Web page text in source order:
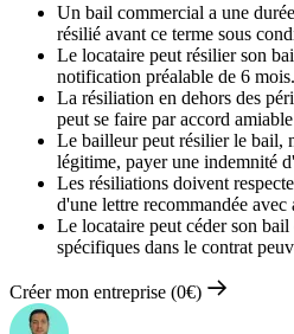
Un bail commercial a une
résilié avant ce terme sous
Le locataire peut résilier son
notification préalable de 6 mois.
La résiliation en dehors des
peut se faire par accord
Le bailleur peut résilier le bail,
légitime, payer une indemnité
Les résiliations doivent
d'une lettre recommandée avec
Le locataire peut céder son
spécifiques dans le contrat
Créer mon entreprise (0€)